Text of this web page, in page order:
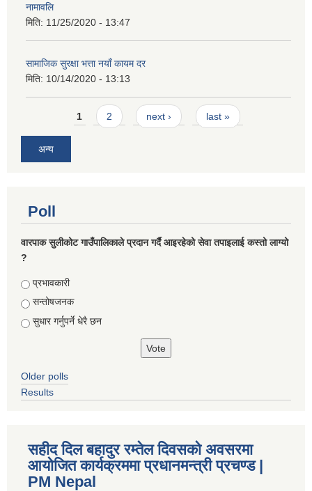
नामावलि
मिति: 11/25/2020 - 13:47
सामाजिक सुरक्षा भत्ता नयाँ कायम दर
मिति: 10/14/2020 - 13:13
Pages1 2 next › last »
अन्य
Poll
वारपाक सुलीकोट गाउँपालिकाले प्रदान गर्दै आइरहेको सेवा तपाइलाई कस्तो लाग्यो
?
Choices
प्रभावकारी
सन्तोषजनक
सुधार गर्नुपर्ने धेरै छन
Older polls
Results
सहीद दिल बहादुर रम्तेल दिवसको अवसरमा
आयोजित कार्यक्रममा प्रधानमन्त्री प्रचण्ड |
PM Nepal